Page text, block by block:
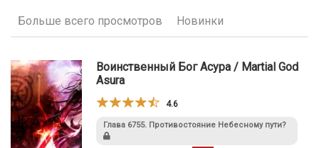
Больше всего просмотров Новинки
Воинственный Бог Асура / Martial God
Asura
4.6
Глава 6755. Противостояние Небесному пути?